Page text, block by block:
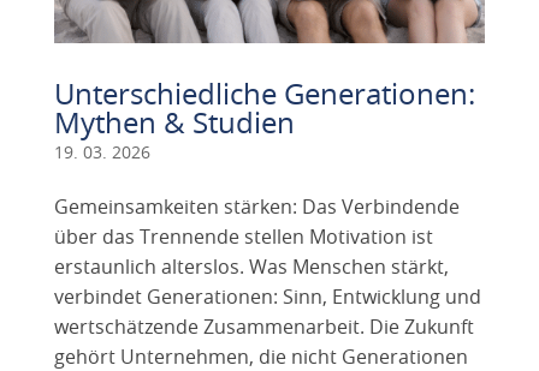
Unterschiedliche Generationen:
Mythen & Studien
19. 03. 2026
Gemeinsamkeiten stärken: Das Verbindende
über das Trennende stellen Motivation ist
erstaunlich alterslos. Was Menschen stärkt,
verbindet Generationen: Sinn, Entwicklung und
wertschätzende Zusammenarbeit. Die Zukunft
gehört Unternehmen, die nicht Generationen